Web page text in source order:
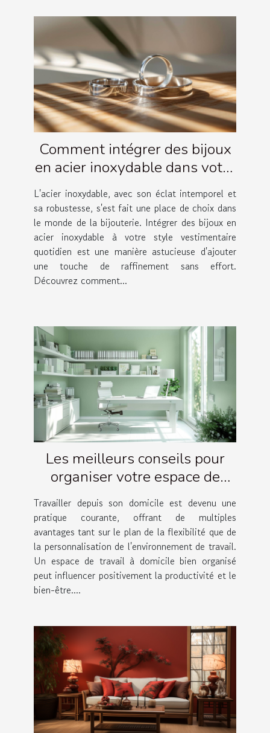
Comment intégrer des bijoux
en acier inoxydable dans votre
garde-robe quotidienne
L'acier inoxydable, avec son éclat intemporel et
sa robustesse, s'est fait une place de choix dans
le monde de la bijouterie. Intégrer des bijoux en
acier inoxydable à votre style vestimentaire
quotidien est une manière astucieuse d'ajouter
une touche de raffinement sans effort.
Découvrez comment...
Les meilleurs conseils pour
organiser votre espace de
travail à domicile
Travailler depuis son domicile est devenu une
pratique courante, offrant de multiples
avantages tant sur le plan de la flexibilité que de
la personnalisation de l'environnement de travail.
Un espace de travail à domicile bien organisé
peut influencer positivement la productivité et le
bien-être....